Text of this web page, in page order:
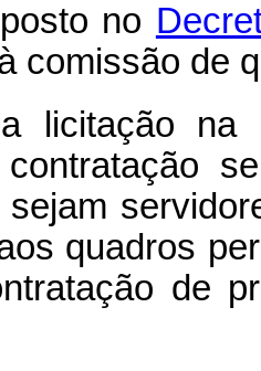
no
comissão de
na
quadros
de